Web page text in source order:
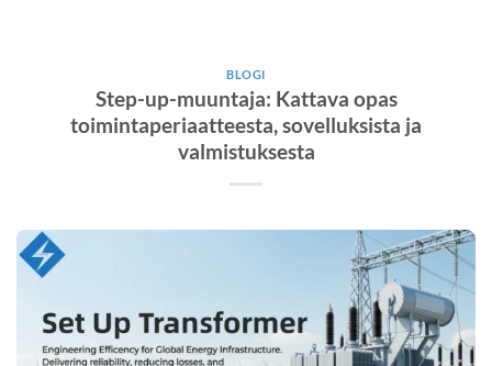
BLOGI
Step-up-muuntaja: Kattava opas
toimintaperiaatteesta, sovelluksista ja
valmistuksesta